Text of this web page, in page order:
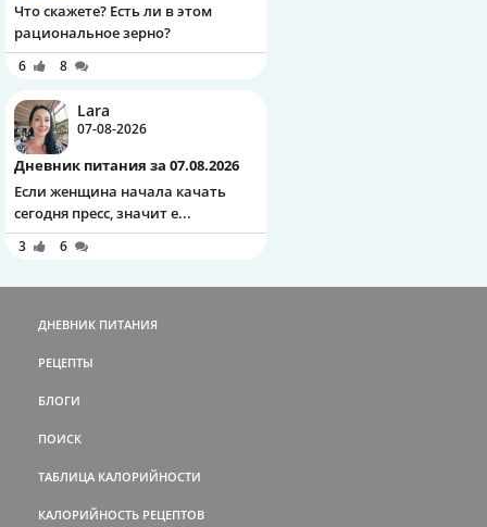
Что скажете? Есть ли в этом
рациональное зерно?
6 8
Lara
07-08-2026
Дневник питания за 07.08.2026
Если женщина начала качать
сегодня пресс, значит е...
3 6
ДНЕВНИК ПИТАНИЯ
РЕЦЕПТЫ
БЛОГИ
ПОИСК
ТАБЛИЦА КАЛОРИЙНОСТИ
КАЛОРИЙНОСТЬ РЕЦЕПТОВ